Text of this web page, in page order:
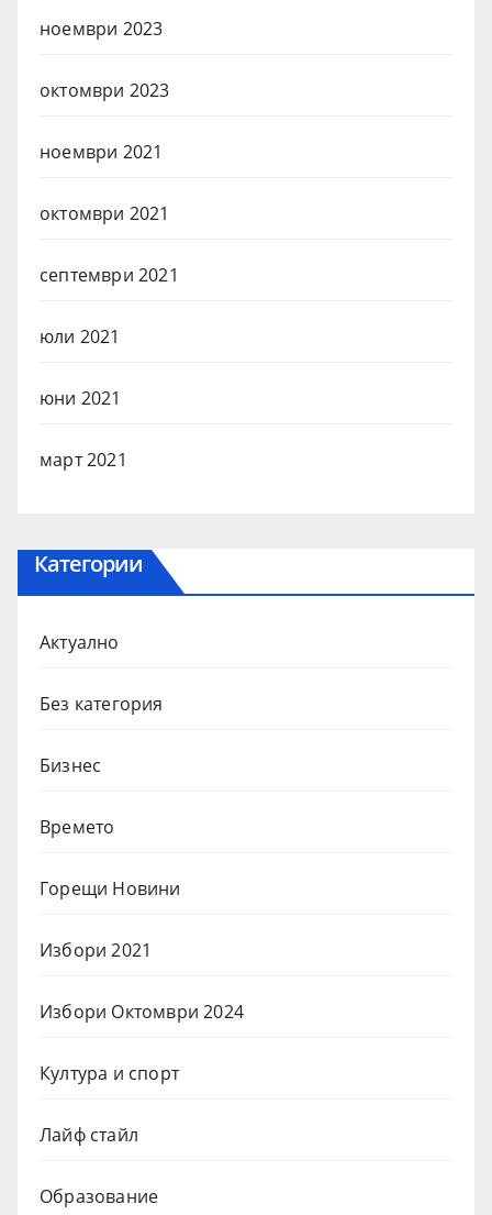
ноември 2023
октомври 2023
ноември 2021
октомври 2021
септември 2021
юли 2021
юни 2021
март 2021
Категории
Актуално
Без категория
Бизнес
Времето
Горещи Новини
Избори 2021
Избори Октомври 2024
Култура и спорт
Лайф стайл
Образование